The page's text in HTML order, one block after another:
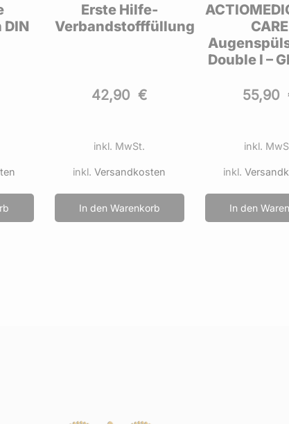
Erste Hilfe-
Verbandstofffüllung
42,90 €
inkl. MwSt.
inkl.Versandkosten
In den Warenkorb
CARE
Double I –
55,90
inkl.
inkl.
In den